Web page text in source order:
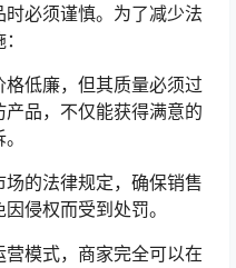
必须谨慎。为了减少法
低廉，但其质量必须过
品，不仅能获得满意的
的法律规定，确保销售
侵权而受到处罚。
模式，商家完全可以在